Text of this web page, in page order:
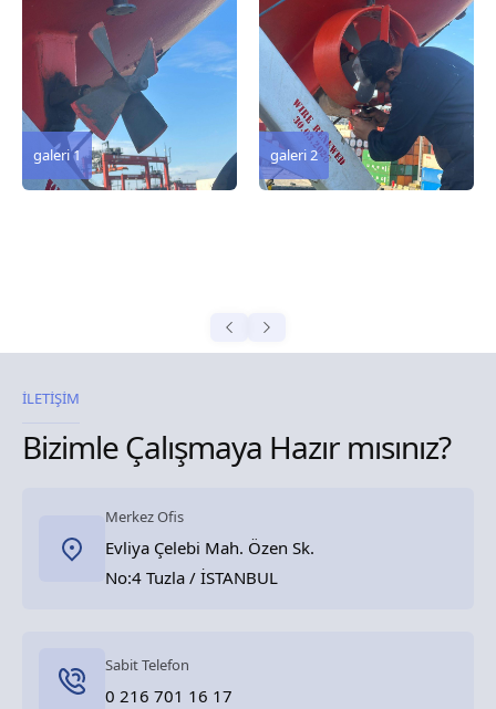
galeri 2
galeri 3
İLETİŞİM
Bizimle Çalışmaya Hazır mısınız?
Merkez Ofis
Evliya Çelebi Mah. Özen Sk.
No:4 Tuzla / İSTANBUL
Sabit Telefon
0 216 701 16 17